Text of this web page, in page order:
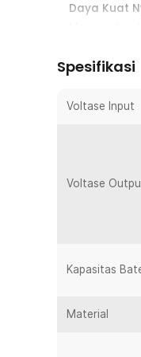
Daya Kuat
langsung
Tak hanya
Tetap
Memeriksa
LED. Hadir
Aman
pendek
korsleting.
Dapat
Spesifikasi
Voltase Input
Voltase
Kapasitas
Material